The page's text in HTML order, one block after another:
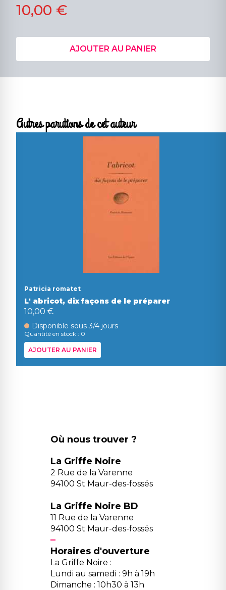
10,00 €
AJOUTER AU PANIER
Autres parutions de cet auteur
Patricia romatet
L' abricot, dix façons de le préparer
10,00 €
Disponible sous 3/4 jours
Quantité en stock : 0
AJOUTER AU PANIER
Où nous trouver ?
La Griffe Noire
2 Rue de la Varenne
94100 St Maur-des-fossés
La Griffe Noire BD
11 Rue de la Varenne
94100 St Maur-des-fossés
Horaires d'ouverture
La Griffe Noire :
Lundi au samedi : 9h à 19h
Dimanche : 10h30 à 13h